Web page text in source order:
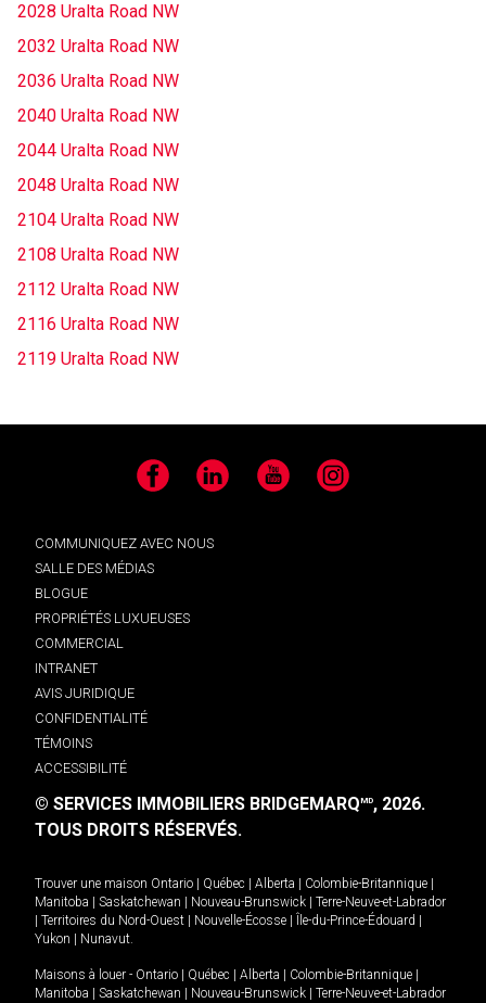
2028 Uralta Road NW
2032 Uralta Road NW
2036 Uralta Road NW
2040 Uralta Road NW
2044 Uralta Road NW
2048 Uralta Road NW
2104 Uralta Road NW
2108 Uralta Road NW
2112 Uralta Road NW
2116 Uralta Road NW
2119 Uralta Road NW
Facebook LinkedIn YouTube Instagram
COMMUNIQUEZ AVEC NOUS
SALLE DES MÉDIAS
BLOGUE
PROPRIÉTÉS LUXUEUSES
COMMERCIAL
INTRANET
AVIS JURIDIQUE
CONFIDENTIALITÉ
TÉMOINS
ACCESSIBILITÉ
© SERVICES IMMOBILIERS BRIDGEMARQMD, 2026.
TOUS DROITS RÉSERVÉS.
Trouver une maison Ontario Québec Alberta Colombie-Britannique
Manitoba
Saskatchewan Nouveau-Brunswick
Terre-Neuve-et-Labrador
Territoires du Nord-Ouest Nouvelle-Écosse Île-du-Prince-Édouard
Yukon
Nunavut.
Maisons à louer - Ontario Québec Alberta Colombie-Britannique
Manitoba
Saskatchewan Nouveau-Brunswick
Terre-Neuve-et-Labrador